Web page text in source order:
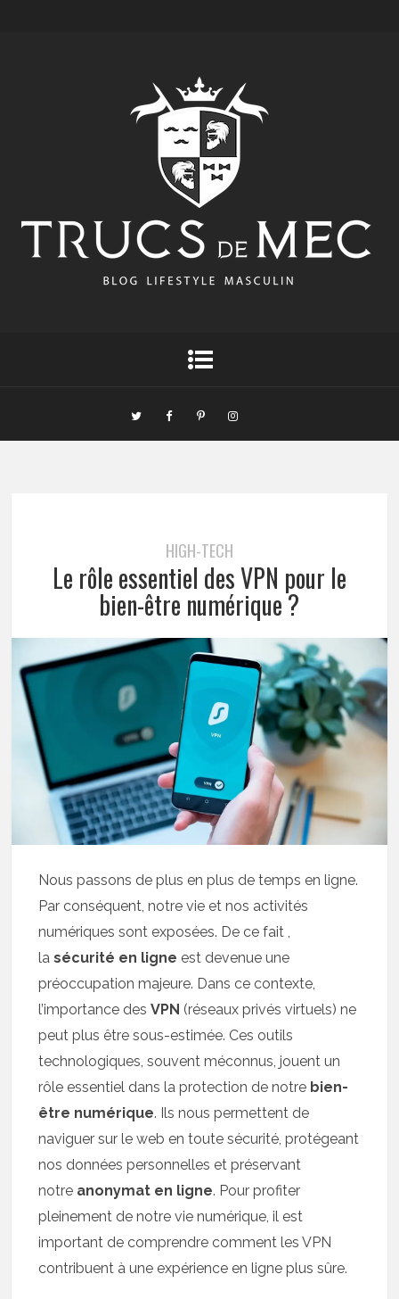
HIGH-TECH
Le rôle essentiel des VPN pour le
bien-être numérique ?
Nous passons de plus en plus de temps en ligne.
Par conséquent, notre vie et nos activités
numériques sont exposées. De ce fait ,
lasécurité en ligne est devenue une
préoccupation majeure. Dans ce contexte,
l’importance desVPN (réseaux privés virtuels) ne
peut plus être sous-estimée. Ces outils
technologiques, souvent méconnus, jouent un
rôle essentiel dans la protection de notre bien-
être numérique. Ils nous permettent de
naviguer sur le web en toute sécurité, protégeant
nos données personnelles et préservant
notre anonymat en ligne. Pour profiter
pleinement de notre vie numérique, il est
important de comprendre comment les VPN
contribuent à une expérience en ligne plus sûre.